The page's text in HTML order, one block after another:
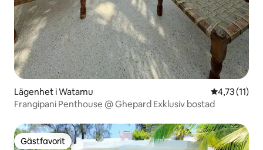
Lägenhet i Watamu 4,73 av 5 i
4,73 (11)
Frangipani Penthouse @ Ghepard Exklusiv bostad
Gästfavorit
Gästfavorit